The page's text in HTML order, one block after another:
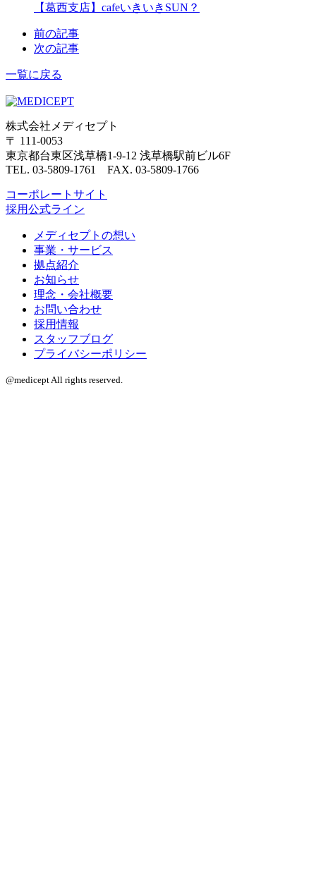
【葛西支店】cafeいきいきSUN？
前の記事
次の記事
一覧に戻る
株式会社メディセプト
〒 111-0053
東京都台東区浅草橋1-9-12 浅草橋駅前ビル6F
TEL. 03-5809-1761 FAX. 03-5809-1766
コーポレートサイト
採用公式ライン
メディセプトの想い
事業・サービス
拠点紹介
お知らせ
理念・会社概要
お問い合わせ
採用情報
スタッフブログ
プライバシーポリシー
@medicept All rights reserved.